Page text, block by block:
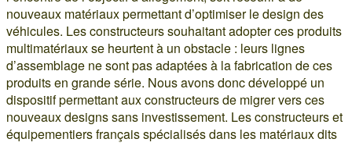
nouveaux matériaux permettant d’optimiser le design des
véhicules. Les constructeurs souhaitant adopter ces produits
multimatériaux se heurtent à un obstacle : leurs lignes
d’assemblage ne sont pas adaptées à la fabrication de ces
produits en grande série. Nous avons donc développé un
dispositif permettant aux constructeurs de migrer vers ces
nouveaux designs sans investissement. Les constructeurs et
équipementiers français spécialisés dans les matériaux dits